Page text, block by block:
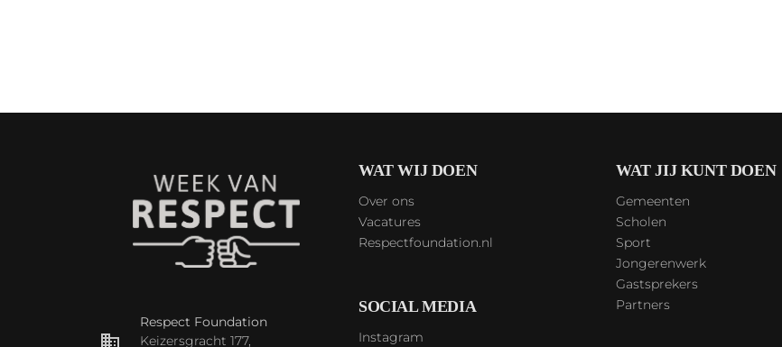
Respect Foundation
Keizersgracht 177,
WAT WIJ DOEN
Over ons
Vacatures
Respectfoundation.nl
SOCIAL MEDIA
Instagram
WAT JIJ KUNT DOEN
Gemeenten
Scholen
Sport
Jongerenwerk
Gastsprekers
Partners